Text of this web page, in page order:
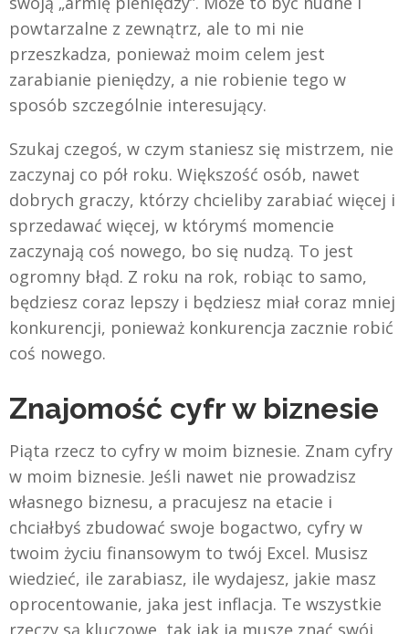
powtarzalne z zewnątrz, ale to mi nie
przeszkadza, ponieważ moim celem jest
zarabianie pieniędzy, a nie robienie tego w
sposób szczególnie interesujący.
Szukaj czegoś, w czym staniesz się mistrzem, nie
zaczynaj co pół roku. Większość osób, nawet
dobrych graczy, którzy chcieliby zarabiać więcej i
sprzedawać więcej, w którymś momencie
zaczynają coś nowego, bo się nudzą. To jest
ogromny błąd. Z roku na rok, robiąc to samo,
będziesz coraz lepszy i będziesz miał coraz mniej
konkurencji, ponieważ konkurencja zacznie robić
coś nowego.
Znajomość cyfr w biznesie
Piąta rzecz to cyfry w moim biznesie. Znam cyfry
w moim biznesie. Jeśli nawet nie prowadzisz
własnego biznesu, a pracujesz na etacie i
chciałbyś zbudować swoje bogactwo, cyfry w
twoim życiu finansowym to twój Excel. Musisz
wiedzieć, ile zarabiasz, ile wydajesz, jakie masz
oprocentowanie, jaka jest inflacja. Te wszystkie
rzeczy są kluczowe, tak jak ja muszę znać swój